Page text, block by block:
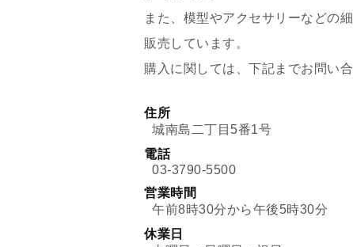
また、模型やアクセサリーなどの
販売しています。
購入に関しては、下記までお問い合
住所
城南島二丁目5番1号
電話
03-3790-5500
営業時間
午前8時30分から午後5時30分
休業日